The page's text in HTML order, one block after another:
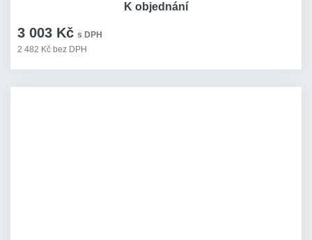
3 003 Kč s DPH
2 482 Kč bez DPH
K objednání